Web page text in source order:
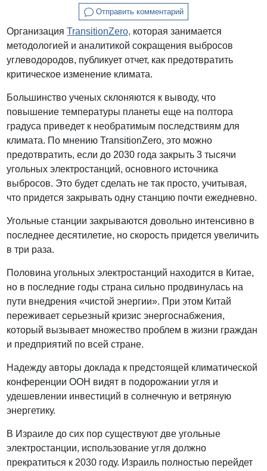
Отправить комментарий
ОрганизацияTransitionZero, которая занимается
методологией и аналитикой сокращения выбросов
углеводородов, публикует отчет, как предотвратить
критическое изменение климата.
Большинство ученых склоняются к выводу, что
повышение температуры планеты еще на полтора
градуса приведет к необратимым последствиям для
климата. По мнению TransitionZero, это можно
предотвратить, если до 2030 года закрыть 3 тысячи
угольных электростанций, основного источника
выбросов. Это будет сделать не так просто, учитывая,
что придется закрывать одну станцию почти ежедневно.
Угольные станции закрываются довольно интенсивно в
последнее десятилетие, но скорость придется увеличить
в три раза.
Половина угольных электростанций находится в Китае,
но в последние годы страна сильно продвинулась на
пути внедрения «чистой энергии». При этом Китай
переживает серьезный кризис энергоснабжения,
который вызывает множество проблем в жизни граждан
и предприятий по всей стране.
Надежду авторы доклада к предстоящей климатической
конференции ООН видят в подорожании угля и
удешевлении инвестиций в солнечную и ветряную
энергетику.
В Израиле до сих пор существуют две угольные
электростанции, использование угля должно
прекратиться к 2030 году. Израиль полностью перейдет